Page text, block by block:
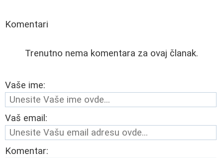
Komentari
Trenutno nema komentara za ovaj članak.
Vaše ime:
Vaš email:
Komentar: